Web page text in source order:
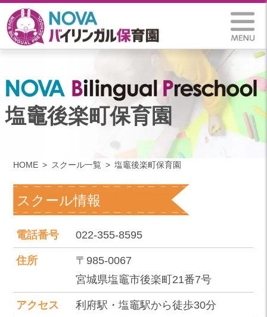
塩竈後楽町保育園
HOME スクール一覧 塩竈後楽町保育園
スクール情報
電話番号 022-355-8595
住所
〒985-0067
宮城県塩竈市後楽町21番7号
アクセス 利府駅・塩竈駅から徒歩30分